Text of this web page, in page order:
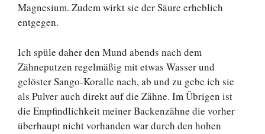
Magnesium. Zudem wirkt sie der Säure erheblich
entgegen.
Ich spüle daher den Mund abends nach dem
Zähneputzen regelmäßig mit etwas Wasser und
gelöster Sango-Koralle nach, ab und zu gebe ich sie
als Pulver auch direkt auf die Zähne. Im Übrigen ist
die Empfindlichkeit meiner Backenzähne die vorher
überhaupt nicht vorhanden war durch den hohen